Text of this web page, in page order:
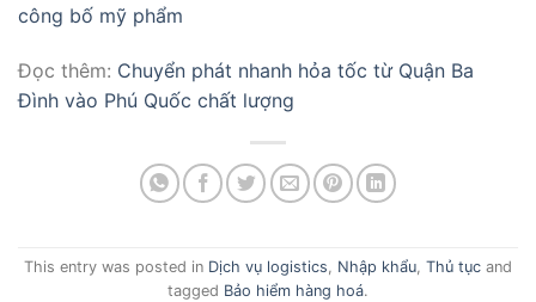
công bố mỹ phẩm
Đọc thêm: Chuyển phát nhanh hỏa tốc từ Quận Ba
Đình vào Phú Quốc chất lượng
This entry was posted in Dịch vụ logistics, Nhập khẩu, Thủ tục and
tagged Bảo hiểm hàng hoá.